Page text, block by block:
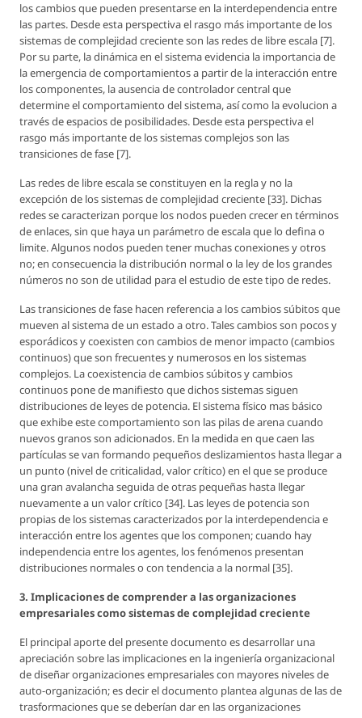
los cambios que pueden presentarse en la interdependencia entre
las partes. Desde esta perspectiva el rasgo más importante de los
sistemas de complejidad creciente son las redes de libre escala [7].
Por su parte, la dinámica en el sistema evidencia la importancia de
la emergencia de comportamientos a partir de la interacción entre
los componentes, la ausencia de controlador central que
determine el comportamiento del sistema, así como la evolucion a
través de espacios de posibilidades. Desde esta perspectiva el
rasgo más importante de los sistemas complejos son las
transiciones de fase [7].
Las redes de libre escala se constituyen en la regla y no la
excepción de los sistemas de complejidad creciente [33]. Dichas
redes se caracterizan porque los nodos pueden crecer en términos
de enlaces, sin que haya un parámetro de escala que lo defina o
limite. Algunos nodos pueden tener muchas conexiones y otros
no; en consecuencia la distribución normal o la ley de los grandes
números no son de utilidad para el estudio de este tipo de redes.
Las transiciones de fase hacen referencia a los cambios súbitos que
mueven al sistema de un estado a otro. Tales cambios son pocos y
esporádicos y coexisten con cambios de menor impacto (cambios
continuos) que son frecuentes y numerosos en los sistemas
complejos. La coexistencia de cambios súbitos y cambios
continuos pone de manifiesto que dichos sistemas siguen
distribuciones de leyes de potencia. El sistema físico mas básico
que exhibe este comportamiento son las pilas de arena cuando
nuevos granos son adicionados. En la medida en que caen las
partículas se van formando pequeños deslizamientos hasta llegar a
un punto (nivel de criticalidad, valor crítico) en el que se produce
una gran avalancha seguida de otras pequeñas hasta llegar
nuevamente a un valor crítico [34]. Las leyes de potencia son
propias de los sistemas caracterizados por la interdependencia e
interacción entre los agentes que los componen; cuando hay
independencia entre los agentes, los fenómenos presentan
distribuciones normales o con tendencia a la normal [35].
3. Implicaciones de comprender a las organizaciones
empresariales como sistemas de complejidad creciente
El principal aporte del presente documento es desarrollar una
apreciación sobre las implicaciones en la ingeniería organizacional
de diseñar organizaciones empresariales con mayores niveles de
auto-organización; es decir el documento plantea algunas de las de
trasformaciones que se deberían dar en las organizaciones